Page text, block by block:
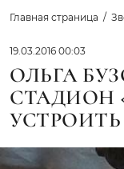
Главная страница
19.03.2016 00:03
ОЛЬГА
СТАДИОН